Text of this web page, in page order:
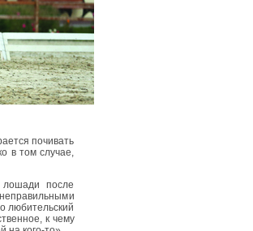
почивать
в том случае,
после
любительский
к чему